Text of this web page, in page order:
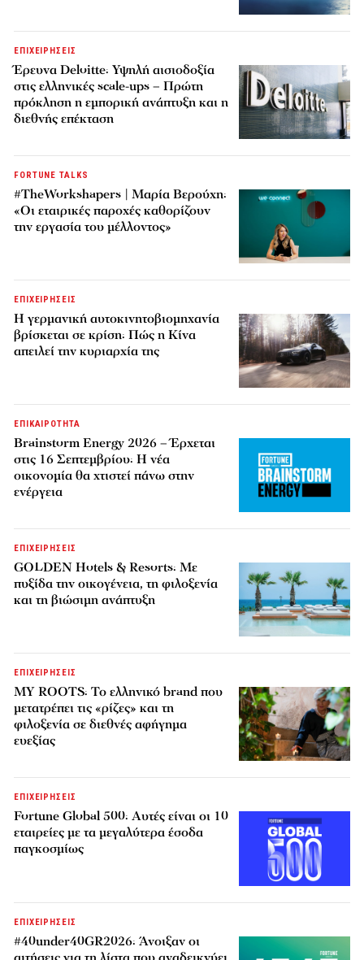
ΕΠΙΧΕΙΡΗΣΕΙΣ
Έρευνα Deloitte: Υψηλή αισιοδοξία
στις ελληνικές scale-ups – Πρώτη
πρόκληση η εμπορική ανάπτυξη και η
διεθνής επέκταση
FORTUNE TALKS
#TheWorkshapers | Μαρία Βερούχη:
«Οι εταιρικές παροχές καθορίζουν
την εργασία του μέλλοντος»
ΕΠΙΧΕΙΡΗΣΕΙΣ
Η γερμανική αυτοκινητοβιομηχανία
βρίσκεται σε κρίση: Πώς η Κίνα
απειλεί την κυριαρχία της
ΕΠΙΚΑΙΡΟΤΗΤΑ
Brainstorm Energy 2026 – Έρχεται
στις 16 Σεπτεμβρίου: Η νέα
οικονομία θα χτιστεί πάνω στην
ενέργεια
ΕΠΙΧΕΙΡΗΣΕΙΣ
GOLDEN Hotels & Resorts: Με
πυξίδα την οικογένεια, τη φιλοξενία
και τη βιώσιμη ανάπτυξη
ΕΠΙΧΕΙΡΗΣΕΙΣ
MY ROOTS: Το ελληνικό brand που
μετατρέπει τις «ρίζες» και τη
φιλοξενία σε διεθνές αφήγημα
ευεξίας
ΕΠΙΧΕΙΡΗΣΕΙΣ
Fortune Global 500: Αυτές είναι οι 10
εταιρείες με τα μεγαλύτερα έσοδα
παγκοσμίως
ΕΠΙΧΕΙΡΗΣΕΙΣ
#40under40GR2026: Άνοιξαν οι